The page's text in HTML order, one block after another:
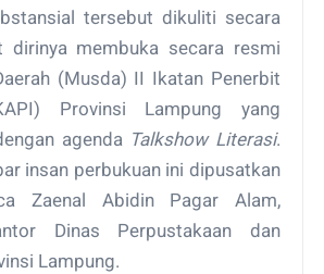
tersebut dikuliti secara
dirinya membuka secara resmi
(Musda) II Ikatan Penerbit
Provinsi Lampung yang
agenda Talkshow Literasi.
insan perbukuan ini dipusatkan
Zaenal Abidin Pagar Alam,
Dinas Perpustakaan dan
Lampung.